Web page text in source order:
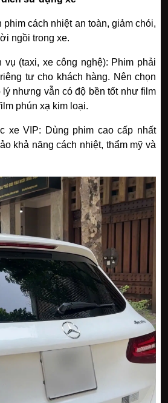
phim cách nhiệt an toàn, giảm chói,
ngồi trong xe.
vụ (taxi, xe công nghệ): Phim phải
tư cho khách hàng. Nên chọn
lý nhưng vẫn có độ bền tốt như film
phún xạ kim loại.
xe VIP: Dùng phim cao cấp nhất
khả năng cách nhiệt, thẩm mỹ và